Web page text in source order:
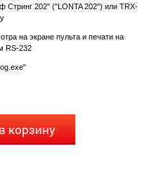
Стринг 202" ("LONTA 202") или TRX-
на экране пульта и печати на
RS-232
корзину